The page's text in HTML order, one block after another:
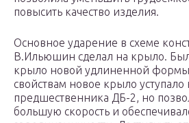
повысить качество изделия.
Основное ударение в схеме
В.Ильюшин сделал на крыло.
крыло новой удлиненной
свойствам новое крыло уступало
предшественника ДБ-2, но
большую скорость и